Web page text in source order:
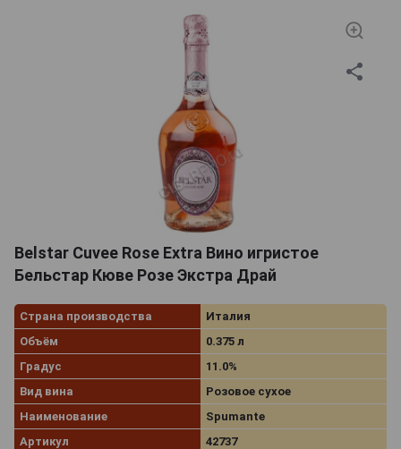
Belstar Cuvee Rose Extra Вино игристое
Бельстар Кюве Розе Экстра Драй
Страна производства
Италия
Объём
0.375 л
Градус
11.0%
Вид вина
Розовое сухое
Наименование
Spumante
Артикул
42737